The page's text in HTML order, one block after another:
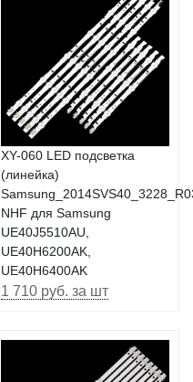
XY-060 LED подсветка
(линейка)
NHF для Samsung
UE40J5510AU,
UE40H6200AK,
UE40H6400AK
1 710 руб. за шт